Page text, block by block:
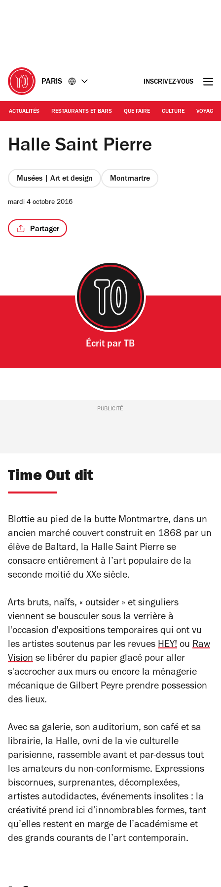
PARIS INSCRIVEZ-VOUS
ACTUALITÉS RESTAURANTS ET BARS QUE FAIRE CULTURE VOYAGE
© DR
Halle Saint Pierre
Musées | Art et design Montmartre
mardi 4 octobre 2016
Partager
Écrit par TB
PUBLICITÉ
Time Out dit
Blottie au pied de la butte Montmartre, dans un
ancien marché couvert construit en 1868 par un
élève de Baltard, la Halle Saint Pierre se
consacre entièrement à l’art populaire de la
seconde moitié du XXe siècle.
Arts bruts, naïfs, « outsider » et singuliers
viennent se bousculer sous la verrière à
l'occasion d'expositions temporaires qui ont vu
les artistes soutenus par les revues HEY! ou Raw
Vision se libérer du papier glacé pour aller
s'accrocher aux murs ou encore la ménagerie
mécanique de Gilbert Peyre prendre possession
des lieux.
Avec sa galerie, son auditorium, son café et sa
librairie, la Halle, ovni de la vie culturelle
parisienne, rassemble avant et par-dessus tout
les amateurs du non-conformisme. Expressions
biscornues, surprenantes, décomplexées,
artistes autodidactes, événements insolites : la
créativité prend ici d’innombrables formes, tant
qu’elles restent en marge de l’académisme et
des grands courants de l’art contemporain.